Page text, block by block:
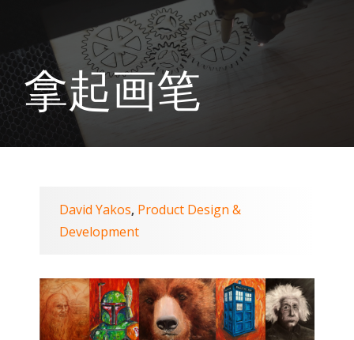
拿起画笔
David Yakos, Product Design &
Development